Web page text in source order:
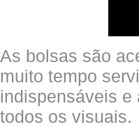
As bolsas são
muito tempo
indispensáveis e
todos os visuais.